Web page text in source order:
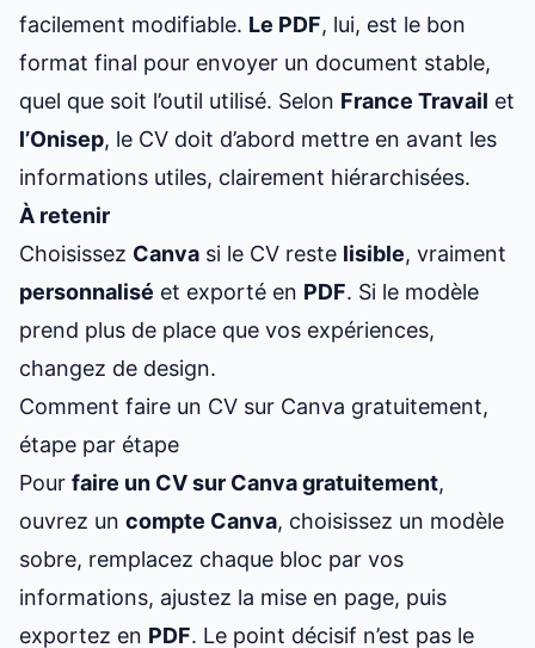
facilement modifiable. Le PDF, lui, est le bon
format final pour envoyer un document stable,
quel que soit l’outil utilisé. Selon France Travail et
l’Onisep, le CV doit d’abord mettre en avant les
informations utiles, clairement hiérarchisées.
À retenir
Choisissez Canva si le CV reste lisible, vraiment
personnalisé et exporté en PDF. Si le modèle
prend plus de place que vos expériences,
changez de design.
Comment faire un CV sur Canva gratuitement,
étape par étape
Pour faire un CV sur Canva gratuitement,
ouvrez un compte Canva, choisissez un modèle
sobre, remplacez chaque bloc par vos
informations, ajustez la mise en page, puis
exportez en PDF. Le point décisif n’est pas le